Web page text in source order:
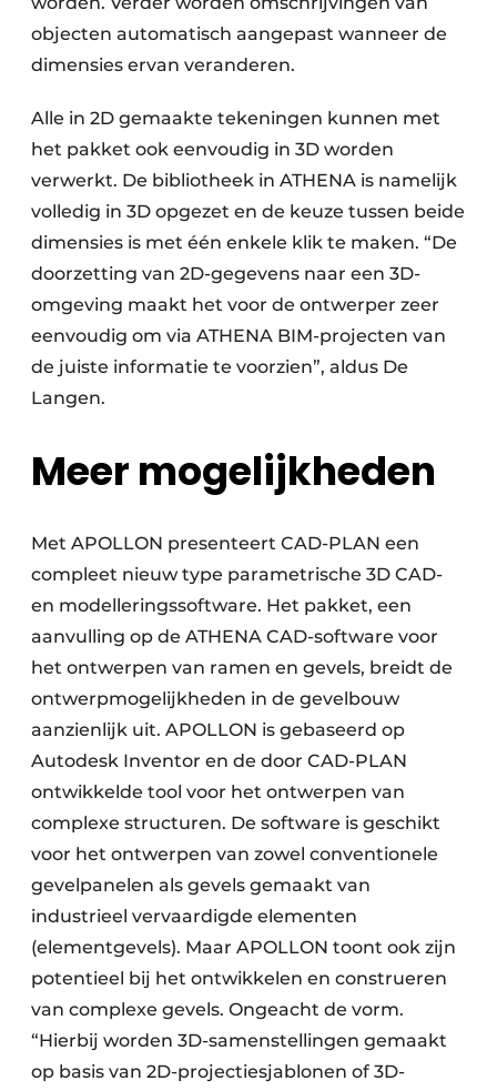
objecten automatisch aangepast wanneer de
dimensies ervan veranderen.
Alle in 2D gemaakte tekeningen kunnen met
het pakket ook eenvoudig in 3D worden
verwerkt. De bibliotheek in ATHENA is namelijk
volledig in 3D opgezet en de keuze tussen beide
dimensies is met één enkele klik te maken. “De
doorzetting van 2D-gegevens naar een 3D-
omgeving maakt het voor de ontwerper zeer
eenvoudig om via ATHENA BIM-projecten van
de juiste informatie te voorzien”, aldus De
Langen.
Meer mogelijkheden
Met APOLLON presenteert CAD-PLAN een
compleet nieuw type parametrische 3D CAD-
en modelleringssoftware. Het pakket, een
aanvulling op de ATHENA CAD-software voor
het ontwerpen van ramen en gevels, breidt de
ontwerpmogelijkheden in de gevelbouw
aanzienlijk uit. APOLLON is gebaseerd op
Autodesk Inventor en de door CAD-PLAN
ontwikkelde tool voor het ontwerpen van
complexe structuren. De software is geschikt
voor het ontwerpen van zowel conventionele
gevelpanelen als gevels gemaakt van
industrieel vervaardigde elementen
(elementgevels). Maar APOLLON toont ook zijn
potentieel bij het ontwikkelen en construeren
van complexe gevels. Ongeacht de vorm.
“Hierbij worden 3D-samenstellingen gemaakt
op basis van 2D-projectiesjablonen of 3D-